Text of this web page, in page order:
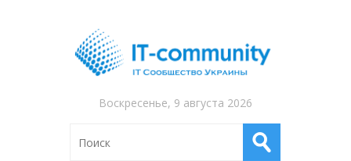
Воскресенье, 9 августа 2026